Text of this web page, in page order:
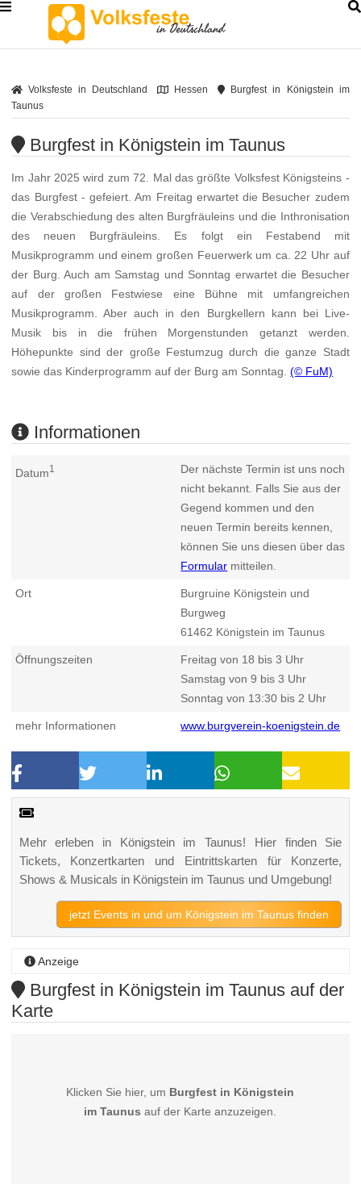
Volksfeste in Deutschland Hessen
Burgfest in Königstein im
Taunus
Burgfest in Königstein im Taunus
Im Jahr 2025 wird zum 72. Mal das größte Volksfest Königsteins -
das Burgfest - gefeiert. Am Freitag erwartet die Besucher zudem
die Verabschiedung des alten Burgfräuleins und die Inthronisation
des neuen Burgfräuleins. Es folgt ein Festabend mit
Musikprogramm und einem großen Feuerwerk um ca. 22 Uhr auf
der Burg. Auch am Samstag und Sonntag erwartet die Besucher
auf der großen Festwiese eine Bühne mit umfangreichen
Musikprogramm. Aber auch in den Burgkellern kann bei Live-
Musik bis in die frühen Morgenstunden getanzt werden.
Höhepunkte sind der große Festumzug durch die ganze Stadt
sowie das Kinderprogramm auf der Burg am Sonntag.(© FuM)
Informationen
Datum1
Der nächste Termin ist uns noch
nicht bekannt. Falls Sie aus der
Gegend kommen und den
neuen Termin bereits kennen,
können Sie uns diesen über das
Formular mitteilen.
Ort
Burgruine Königstein und
Burgweg
61462 Königstein im Taunus
Öffnungszeiten
Freitag von 18 bis 3 Uhr
Samstag von 9 bis 3 Uhr
Sonntag von 13:30 bis 2 Uhr
mehr Informationen www.burgverein-koenigstein.de
Mehr erleben in Königstein im Taunus! Hier finden Sie
Tickets, Konzertkarten und Eintrittskarten für Konzerte,
Shows & Musicals in Königstein im Taunus und Umgebung!
jetzt Events in und um Königstein im Taunus finden
Anzeige
Burgfest in Königstein im Taunus auf der
Karte
Klicken Sie hier, um Burgfest in Königstein
im Taunus auf der Karte anzuzeigen.